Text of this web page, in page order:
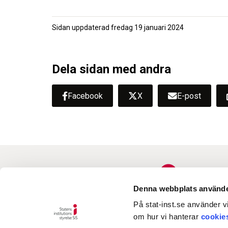
Denna webbplats
På stat-inst.se använder
om hur vi hanterar
Sidan uppdaterad fredag 19 januari 2024
Dela sidan med andra
Facebook X E-post